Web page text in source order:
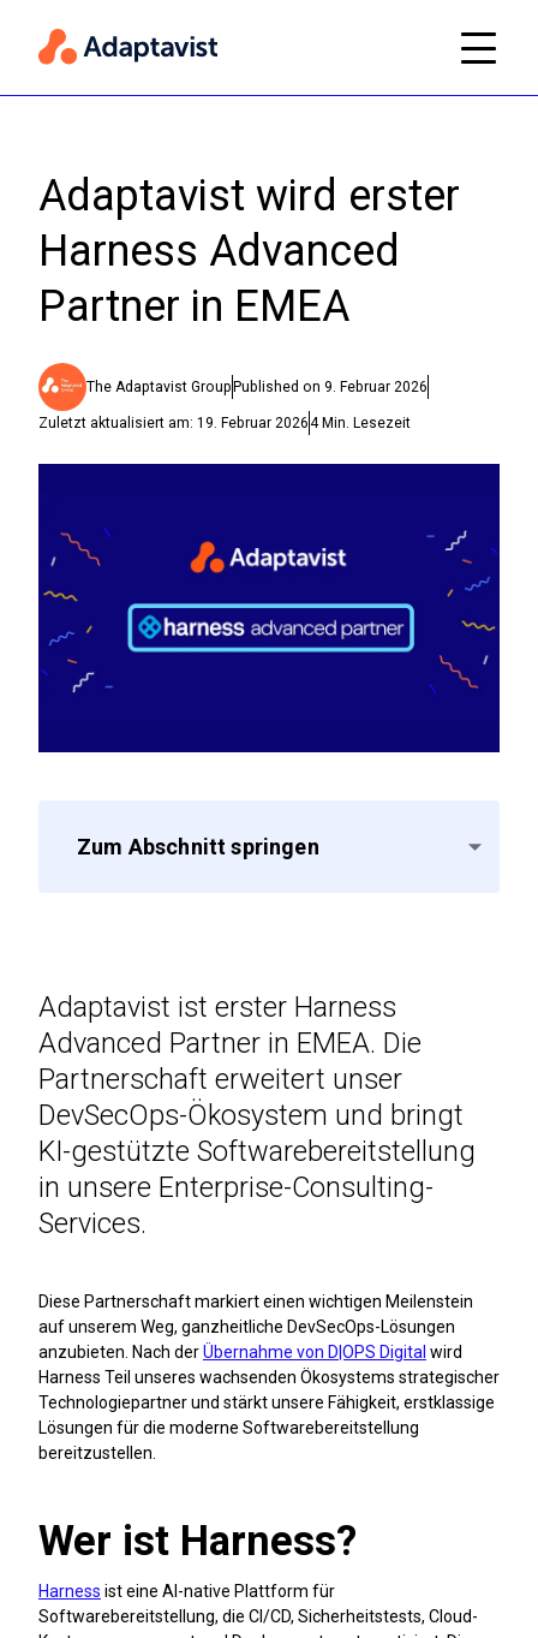
Adaptavist wird erster
Harness Advanced
Partner in EMEA
The Adaptavist Group Published on 9. Februar 2026
Zuletzt aktualisiert am: 19. Februar 20264 Min. Lesezeit
Zum Abschnitt springen
Adaptavist ist erster Harness
Advanced Partner in EMEA. Die
Partnerschaft erweitert unser
DevSecOps-Ökosystem und bringt
KI-gestützte Softwarebereitstellung
in unsere Enterprise-Consulting-
Services.
Diese Partnerschaft markiert einen wichtigen Meilenstein
auf unserem Weg, ganzheitliche DevSecOps-Lösungen
anzubieten. Nach derÜbernahme von D|OPS Digital wird
Harness Teil unseres wachsenden Ökosystems strategischer
Technologiepartner und stärkt unsere Fähigkeit, erstklassige
Lösungen für die moderne Softwarebereitstellung
bereitzustellen.
Wer ist Harness?
Harness ist eine AI-native Plattform für
Softwarebereitstellung, die CI/CD, Sicherheitstests, Cloud-